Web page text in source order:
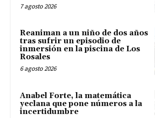
7 agosto 2026
Reaniman a un niño de dos años
tras sufrir un episodio de
inmersión en la piscina de Los
Rosales
6 agosto 2026
Anabel Forte, la matemática
yeclana que pone números a la
incertidumbre